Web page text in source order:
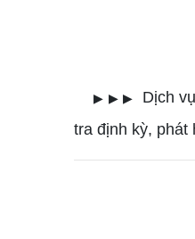
▶ ▶ ▶
Dịch
tra định kỳ, phát